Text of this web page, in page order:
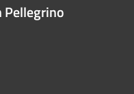
Pellegrino